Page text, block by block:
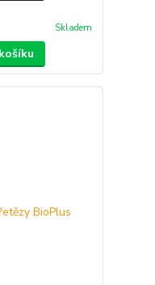
Skladem